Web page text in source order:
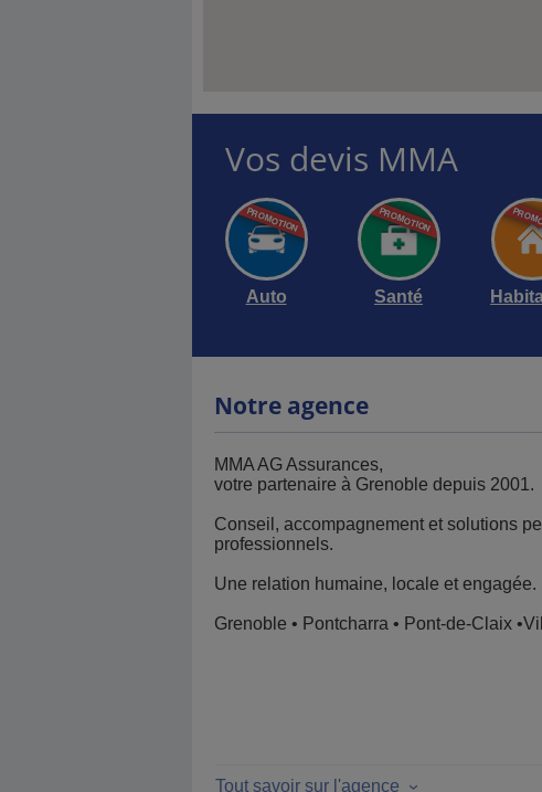
Vos devis MMA
Auto Santé
Notre agence
MMA AG Assurances,
votre partenaire à Grenoble depuis 2001.
Conseil, accompagnement et solutions
professionnels.
Une relation humaine, locale et engagée.
Grenoble • Pontcharra • Pont-de-Claix
Tout savoir sur l'agence